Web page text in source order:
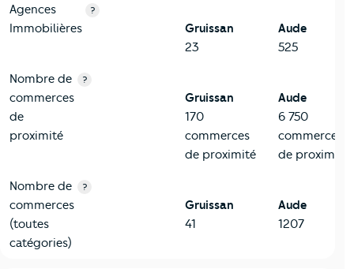
Agences
Immobilières
?
Gruissan
23
Aude
525
Nombre de
commerces
de
proximité
?
Gruissan
170
commerces
de proximité
Aude
6 750
commerces
de proximité
Nombre de
commerces
(toutes
catégories)
?
Gruissan
41
Aude
1207